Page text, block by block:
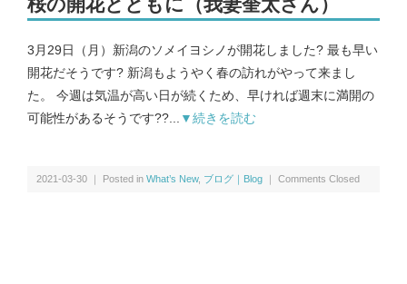
3月29日（月）新潟のソメイヨシノが開花しました? 最も早い
開花だそうです? 新潟もようやく春の訪れがやって来まし
た。 今週は気温が高い日が続くため、早ければ週末に満開の
可能性があるそうです??...
▼続きを読む
2021-03-30 ｜ Posted in What’s New, ブログ｜Blog ｜ Comments Closed